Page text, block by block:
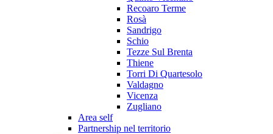
Recoaro Terme
Rosà
Sandrigo
Schio
Tezze Sul Brenta
Thiene
Torri Di Quartesolo
Valdagno
Vicenza
Zugliano
Area self
Partnership nel territorio